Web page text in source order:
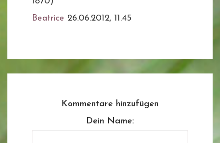
Beatrice 26.06.2012, 11.45
Kommentare hinzufügen
Dein Name: